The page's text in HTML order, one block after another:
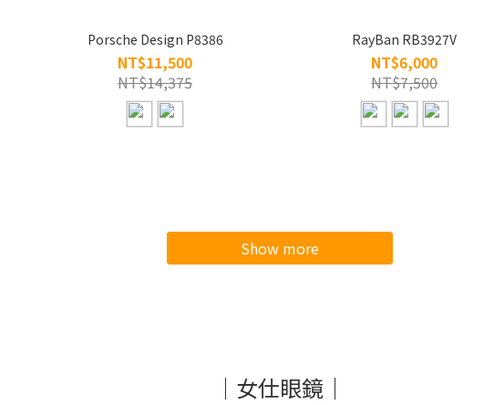
Porsche Design P8386
NT$11,500
NT$14,375
RayBan RB3927V
NT$6,000
NT$7,500
Show more
｜女仕眼鏡｜